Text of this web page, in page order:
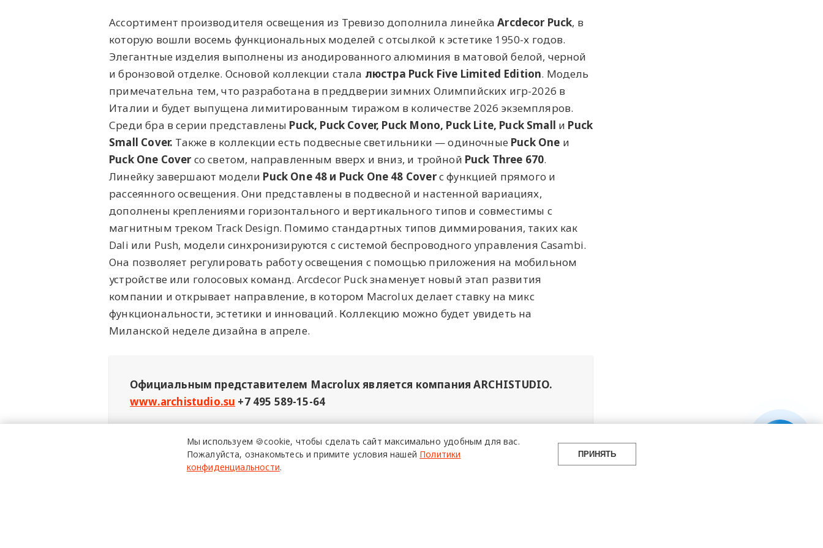
Ассортимент производителя освещения из Тревизо дополнила линейкаArcdecor Puck, в
которую вошли восемь функциональных моделей с отсылкой к эстетике 1950-х годов.
Элегантные изделия выполнены из анодированного алюминия в матовой белой, черной
и бронзовой отделке. Основой коллекции стала люстра Puck Five Limited Edition. Модель
примечательна тем, что разработана в преддверии зимних Олимпийских игр-2026 в
Италии и будет выпущена лимитированным тиражом в количестве 2026 экземпляров.
Среди бра в серии представлены Puck, Puck Cover, Puck Mono, Puck Lite, Puck Small и Puck
Small Cover. Также в коллекции есть подвесные светильники — одиночные Puck One и
Puck One Coverсо светом, направленным вверх и вниз, и тройной Puck Three 670.
Линейку завершают модели Puck One 48 и Puck One 48 Coverс функцией прямого и
рассеянного освещения. Они представлены в подвесной и настенной вариациях,
дополнены креплениями горизонтального и вертикального типов и совместимы с
магнитным треком Track Design. Помимо стандартных типов диммирования, таких как
Dali или Push, модели синхронизируются с системой беспроводного управления Casambi.
Она позволяет регулировать работу освещения с помощью приложения на мобильном
устройстве или голосовых команд. Arcdecor Puck знаменует новый этап развития
компании и открывает направление, в котором Macrolux делает ставку на микс
функциональности, эстетики и инноваций. Коллекцию можно будет увидеть на
Миланской неделе дизайна в апреле.
Официальным представителем Macrolux является компания ARCHISTUDIO.
www.archistudio.su +7 495 589-15-64
02 апреля 2024 г.
Реклама: ООО «Представительство № 1», ИНН 7706449915, Erid: 2SDnjcMrq37
Мы используем 🍪cookie, чтобы сделать сайт максимально удобным для вас.
Пожалуйста, ознакомьтесь и примите условия нашей Политики
конфиденциальности.
ПРИНЯТЬ